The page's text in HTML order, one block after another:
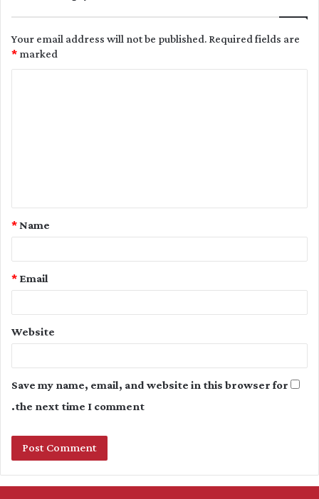
Your email address will not be published.Required fields are
marked
*
t
Name
*
Email
*
Website
Save my name, email, and website in this browser for
the next time I comment.